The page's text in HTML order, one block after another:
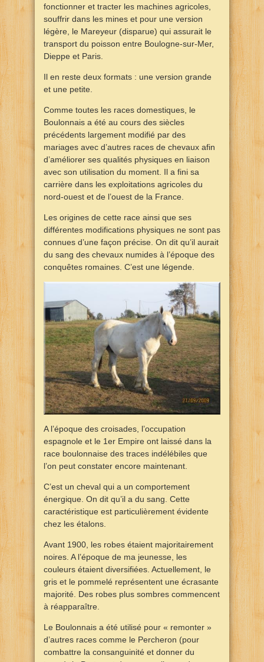
fonctionner et tracter les machines agricoles,
souffrir dans les mines et pour une version
légère, le Mareyeur (disparue) qui assurait le
transport du poisson entre Boulogne-sur-Mer,
Dieppe et Paris.
Il en reste deux formats : une version grande
et une petite.
Comme toutes les races domestiques, le
Boulonnais a été au cours des siècles
précédents largement modifié par des
mariages avec d’autres races de chevaux afin
d’améliorer ses qualités physiques en liaison
avec son utilisation du moment. Il a fini sa
carrière dans les exploitations agricoles du
nord-ouest et de l’ouest de la France.
Les origines de cette race ainsi que ses
différentes modifications physiques ne sont pas
connues d’une façon précise. On dit qu’il aurait
du sang des chevaux numides à l’époque des
conquêtes romaines. C’est une légende.
A l’époque des croisades, l’occupation
espagnole et le 1er Empire ont laissé dans la
race boulonnaise des traces indélébiles que
l’on peut constater encore maintenant.
C’est un cheval qui a un comportement
énergique. On dit qu’il a du sang. Cette
caractéristique est particulièrement évidente
chez les étalons.
Avant 1900, les robes étaient majoritairement
noires. A l’époque de ma jeunesse, les
couleurs étaient diversifiées. Actuellement, le
gris et le pommelé représentent une écrasante
majorité. Des robes plus sombres commencent
à réapparaître.
Le Boulonnais a été utilisé pour « remonter »
d’autres races comme le Percheron (pour
combattre la consanguinité et donner du